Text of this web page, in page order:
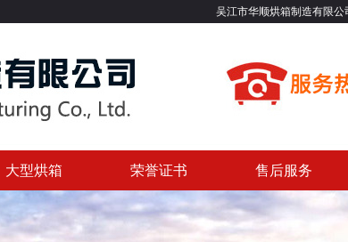
吴江市华顺烘箱制造有限公司专业提供热
大型烘箱 荣誉证书 售后服务